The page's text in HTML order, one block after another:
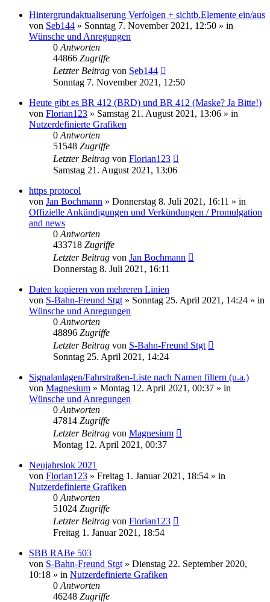
Hintergrundaktualiserung Verfolgen + sichtb.Elemente ein/aus
von Seb144 » Sonntag 7. November 2021, 12:50 » in
Wünsche und Anregungen
0 Antworten
44866 Zugriffe
Letzter Beitrag von Seb144
Sonntag 7. November 2021, 12:50
Heute gibt es BR 412 (BRD) und BR 412 (Maske? Ja Bitte!)
von Florian123 » Samstag 21. August 2021, 13:06 » in
Nutzerdefinierte Grafiken
0 Antworten
51548 Zugriffe
Letzter Beitrag von Florian123
Samstag 21. August 2021, 13:06
https protocol
von Jan Bochmann » Donnerstag 8. Juli 2021, 16:11 » in
Offizielle Ankündigungen und Verkündungen / Promulgation
and news
0 Antworten
433718 Zugriffe
Letzter Beitrag von Jan Bochmann
Donnerstag 8. Juli 2021, 16:11
Daten kopieren von mehreren Linien
von S-Bahn-Freund Stgt » Sonntag 25. April 2021, 14:24 » in
Wünsche und Anregungen
0 Antworten
48896 Zugriffe
Letzter Beitrag von S-Bahn-Freund Stgt
Sonntag 25. April 2021, 14:24
Signalanlagen/Fahrstraßen-Liste nach Namen filtern (u.a.)
von Magnesium » Montag 12. April 2021, 00:37 » in
Wünsche und Anregungen
0 Antworten
47814 Zugriffe
Letzter Beitrag von Magnesium
Montag 12. April 2021, 00:37
Neujahrslok 2021
von Florian123 » Freitag 1. Januar 2021, 18:54 » in
Nutzerdefinierte Grafiken
0 Antworten
51024 Zugriffe
Letzter Beitrag von Florian123
Freitag 1. Januar 2021, 18:54
SBB RABe 503
von S-Bahn-Freund Stgt » Dienstag 22. September 2020,
10:18 » in Nutzerdefinierte Grafiken
0 Antworten
46248 Zugriffe